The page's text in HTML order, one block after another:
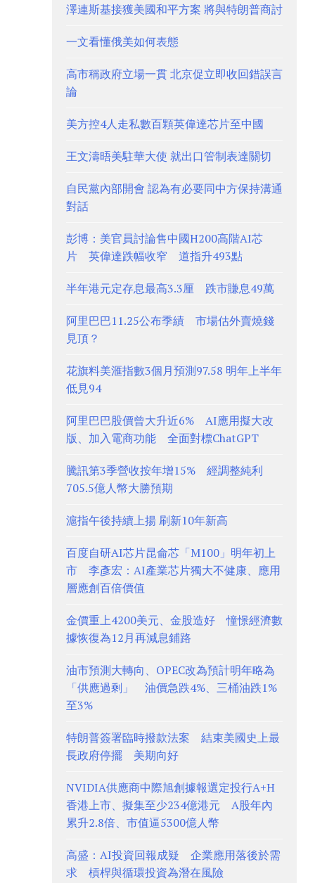
澤連斯基接獲美國和平方案 將與特朗普商討
一文看懂俄美如何表態
高市稱政府立場一貫 北京促立即收回錯誤言
論
美方控4人走私數百顆英偉達芯片至中國
王文濤晤美駐華大使 就出口管制表達關切
自民黨內部開會 認為有必要同中方保持溝通
對話
彭博：美官員討論售中國H200高階AI芯
片 英偉達跌幅收窄 道指升493點
半年港元定存息最高3.3厘 跌市賺息49萬
阿里巴巴11.25公布季績 市場估外賣燒錢
見頂？
花旗料美滙指數3個月預測97.58 明年上半年
低見94
阿里巴巴股價曾大升近6% AI應用擬大改
版、加入電商功能 全面對標ChatGPT
騰訊第3季營收按年增15% 經調整純利
705.5億人幣大勝預期
滬指午後持續上揚 刷新10年新高
百度自研AI芯片昆侖芯「M100」明年初上
市 李彥宏：AI產業芯片獨大不健康、應用
層應創百倍價值
金價重上4200美元、金股造好 憧憬經濟數
據恢復為12月再減息鋪路
油市預測大轉向、OPEC改為預計明年略為
「供應過剩」 油價急跌4%、三桶油跌1%
至3%
特朗普簽署臨時撥款法案 結束美國史上最
長政府停擺 美期向好
NVIDIA供應商中際旭創據報選定投行A+H
香港上市、擬集至少234億港元 A股年內
累升2.8倍、市值逼5300億人幣
高盛：AI投資回報成疑 企業應用落後於需
求 槓桿與循環投資為潛在風險